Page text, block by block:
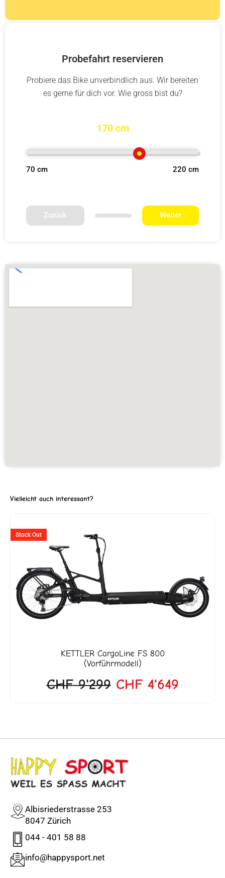
Probefahrt reservieren
Probiere das Bike unverbindlich aus. Wir bereiten
es gerne für dich vor. Wie gross bist du?
170 cm
70 cm 220 cm
Zurück Weiter
Vielleicht auch interessant?
CargoLine FS 800
9'299
Preis
war:
CHF 9'299
CHF4'649
CHF 4'649.
Albisriederstrasse 253
8047 Zürich
044 - 401 58 88
info@happysport.net